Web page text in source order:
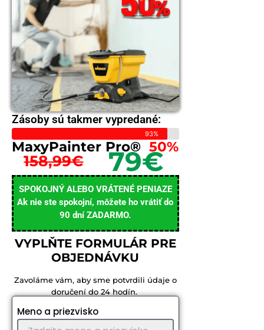
Zásoby sú takmer vypredané:
93%
MaxyPainter Pro®50%
158,99€ 79€
SPOKOJNÝ ALEBO VRÁTENÉ PENIAZE
Ak nie ste spokojní, môžete ho vrátiť do
90 dní ZADARMO.
VYPLŇTE FORMULÁR PRE
OBJEDNÁVKU
Zavoláme vám, aby sme potvrdili údaje o
doručení do 24 hodín.
Meno a priezvisko